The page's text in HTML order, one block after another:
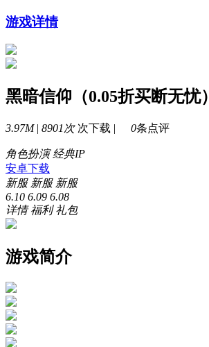
游戏详情
黑暗信仰（0.05折买断无忧）
3.97M | 8901次 次下载 | 0条点评
角色扮演 经典IP
安卓下载
新服 新服 新服
6.10 6.09 6.08
详情 福利 礼包
游戏简介